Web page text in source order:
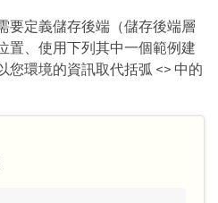
要定義儲存後端（儲存後端層
置、使用下列其中一個範例建
您環境的資訊取代括弧 <> 中的